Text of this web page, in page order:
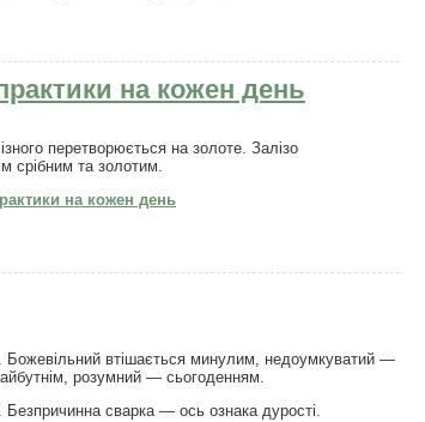
на кожен день
перетворюється на золоте. Залізо
срібним та золотим.
на кожен день
Божевільний втішається минулим, недоумкуватий —
розумний — сьогоденням.
Безпричинна сварка — ось ознака дурості.